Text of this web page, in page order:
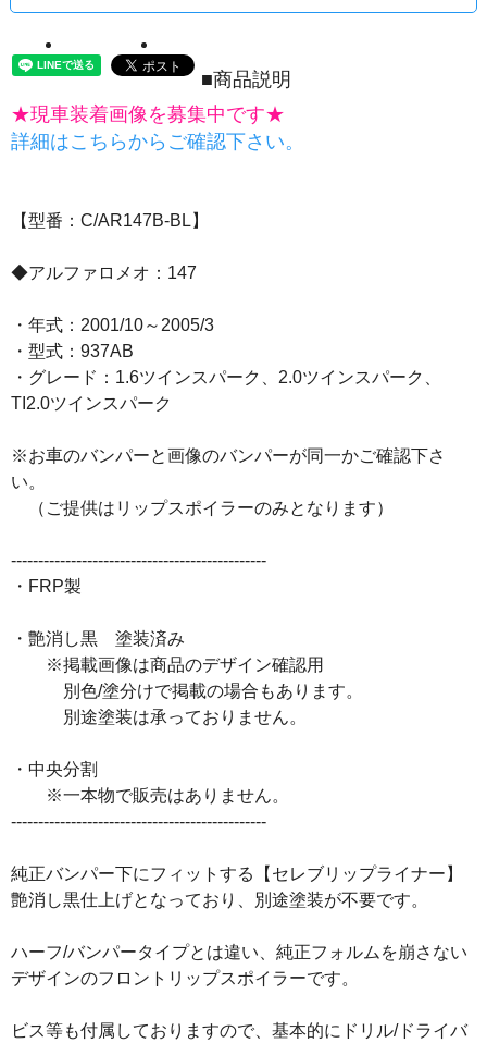
■商品説明
★現車装着画像を募集中です★
詳細はこちらからご確認下さい。
【型番：C/AR147B-BL】
◆アルファロメオ：147
・年式：2001/10～2005/3
・型式：937AB
・グレード：1.6ツインスパーク、2.0ツインスパーク、
TI2.0ツインスパーク
※お車のバンパーと画像のバンパーが同一かご確認下さ
い。
（ご提供はリップスポイラーのみとなります）
-----------------------------------------------
・FRP製
・艶消し黒 塗装済み
※掲載画像は商品のデザイン確認用
別色/塗分けで掲載の場合もあります。
別途塗装は承っておりません。
・中央分割
※一本物で販売はありません。
-----------------------------------------------
純正バンパー下にフィットする【セレブリップライナー】
艶消し黒仕上げとなっており、別途塗装が不要です。
ハーフ/バンパータイプとは違い、純正フォルムを崩さない
デザインのフロントリップスポイラーです。
ビス等も付属しておりますので、基本的にドリル/ドライバ